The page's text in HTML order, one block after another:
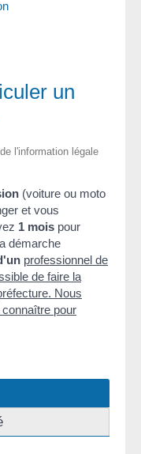
un
l'information légale
(voiture ou moto
et vous
1 mois pour
démarche
professionnel de
de faire la
Nous
pour